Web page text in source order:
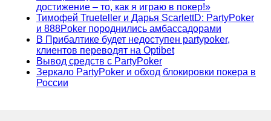
достижение – то, как я играю в покер!»
Тимофей Trueteller и Дарья ScarlettD: PartyPoker
и 888Poker породнились амбассадорами
В Прибалтике будет недоступен partypoker,
клиентов переводят на Optibet
Вывод средств с PartyPoker
Зеркало PartyPoker и обход блокировки покера в
России